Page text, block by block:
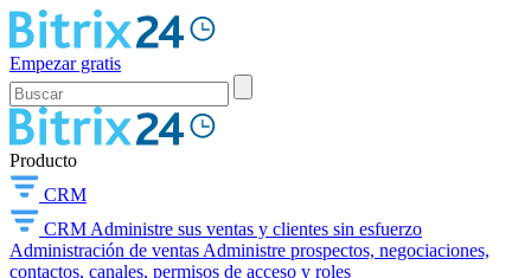
Empezar gratis
Producto
CRM
CRM Administre sus ventas y clientes sin esfuerzo
Administración de ventas Administre prospectos, negociaciones,
contactos, canales, permisos de acceso y roles